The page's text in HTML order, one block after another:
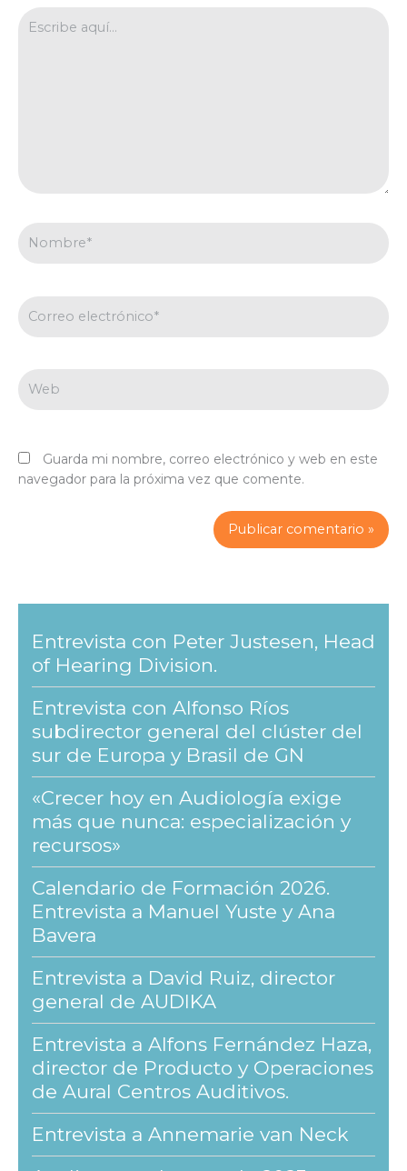
aquí...
electrónico*
Guarda mi nombre, correo electrónico y web en este
navegador para la próxima vez que comente.
Entrevista con Peter Justesen, Head
of Hearing Division.
Entrevista con Alfonso Ríos
subdirector general del clúster del
sur de Europa y Brasil de GN
«Crecer hoy en Audiología exige
más que nunca: especialización y
recursos»
Calendario de Formación 2026.
Entrevista a Manuel Yuste y Ana
Bavera
Entrevista a David Ruiz, director
general de AUDIKA
Entrevista a Alfons Fernández Haza,
director de Producto y Operaciones
de Aural Centros Auditivos.
Entrevista a Annemarie van Neck